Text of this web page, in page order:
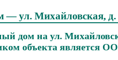
— ул. Михайловская, д.
дом на ул.
объекта является